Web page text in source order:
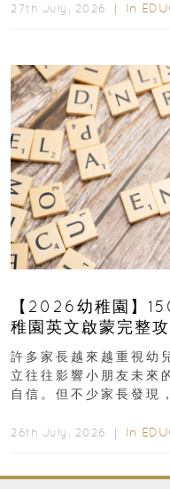
27th July, 2026 ｜ In
【2026幼稚園】
稚園英文啟蒙完整
許多家長越來越重視幼
立往往影響小朋友未來
自信。但不少家長發現
26th July, 2026 ｜ In